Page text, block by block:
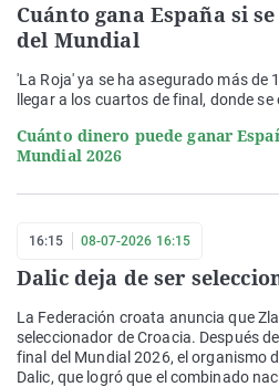
Cuánto gana España si
del Mundial
'La Roja' ya se ha asegurado más de
llegar a los cuartos de final, donde
Cuánto dinero puede ganar
Mundial 2026
16:15 08-07-2026 16:15
Dalic deja de ser
La Federación croata anuncia que
seleccionador de Croacia. Después
final del Mundial 2026, el organismo
Dalic, que logró que el combinado